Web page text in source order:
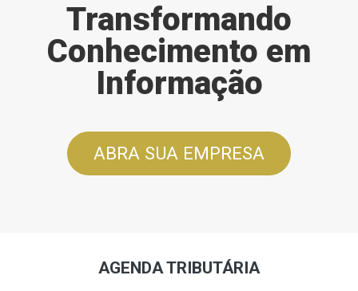
Transformando
Conhecimento em
Informação
ABRA SUA EMPRESA
AGENDA TRIBUTÁRIA